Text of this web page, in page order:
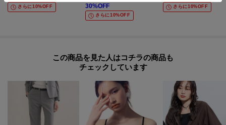
さらに10%OFF
30%OFF
さらに10%OFF
さらに10%OFF
この商品を見た人はコチラの商品も
チェックしています